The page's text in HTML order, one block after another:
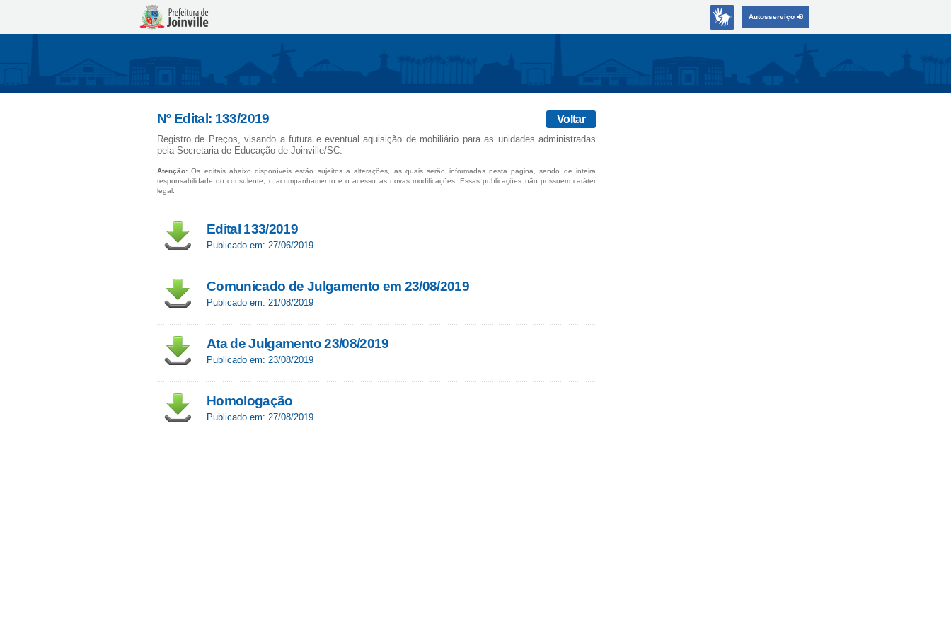
Autosserviço
Nº Edital: 133/2019 Voltar
Registro de Preços, visando a futura e eventual aquisição de mobiliário para as unidades administradas
pela Secretaria de Educação de Joinville/SC.
Atenção: Os editais abaixo disponíveis estão sujeitos a alterações, as quais serão informadas nesta página, sendo de inteira
responsabilidade do consulente, o acompanhamento e o acesso as novas modificações. Essas publicações não possuem caráter
legal.
Edital 133/2019
Publicado em: 27/06/2019
Comunicado de Julgamento em 23/08/2019
Publicado em: 21/08/2019
Ata de Julgamento 23/08/2019
Publicado em: 23/08/2019
Homologação
Publicado em: 27/08/2019